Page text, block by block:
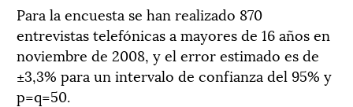
Para la encuesta se han realizado 870
entrevistas telefónicas a mayores de 16 años en
noviembre de 2008, y el error estimado es de
±3,3% para un intervalo de confianza del 95% y
p=q=50.